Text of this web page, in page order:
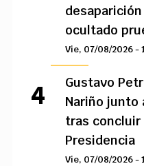
ocultado
Vie, 07/08/2026 -
Gustavo
Nariño junto
tras concluir
Presidencia
Vie, 07/08/2026 -